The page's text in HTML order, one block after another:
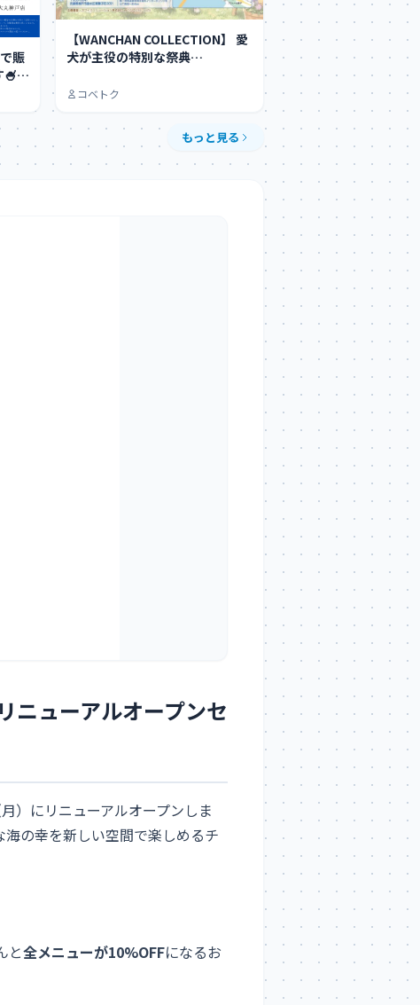
🍧
【WANCHAN COLLECTION】 愛
犬が主役の特別な祭典
コベトク
もっと見る
ニューアルオープンセ
）にリニューアルオープンしま
の幸を新しい空間で楽しめるチ
と全メニューが10%OFFになるお